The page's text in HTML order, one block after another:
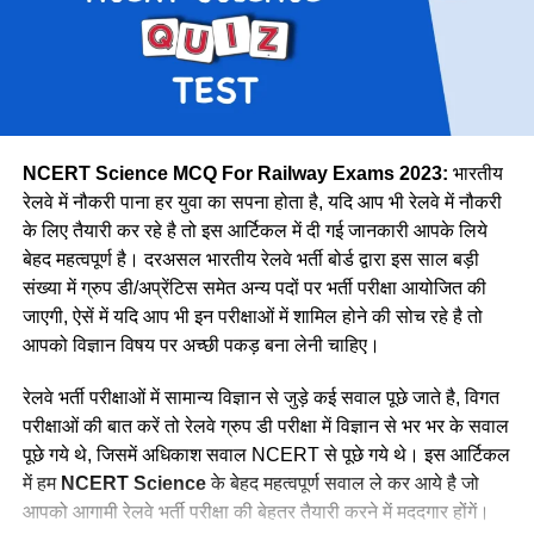
वे कहती है कि उनके इस काम को लेकर कई लोग ताने सुनाते है लेकिन वे
लोगों की बातों पर ध्यान नहीं देती है और अपना काम पूरे मन से करती है।
नीलम मानती है कि महिलाओ को हर क्षेत्र में आना चाहिए। क्योंकि महिला
पुरुष से बेहतर काम कर सकती है।
1069
18383
उत्तर
38967
उत्तर पश्चिमी
15207
दक्षिण मध्य
16947
दक्षिण पूर्व मध्य
8025
दक्षिण पूर्व
17661
दक्षिण
22357
दक्षिण पश्चिम
6581
पश्चिम मध्य
11636
पश्चिम
30667
NCERT Science MCQ For Railway Exams 2023: भारतीय
रेलवे में नौकरी पाना हर युवा का सपना होता है, यदि आप भी रेलवे में नौकरी
के लिए तैयारी कर रहे है तो इस आर्टिकल में दी गई जानकारी आपके लिये
बेहद महत्वपूर्ण है। दरअसल भारतीय रेलवे भर्ती बोर्ड द्वारा इस साल बड़ी
संख्या में ग्रुप डी/अप्रेंटिस समेत अन्य पदों पर भर्ती परीक्षा आयोजित की
जाएगी, ऐसें में यदि आप भी इन परीक्षाओं में शामिल होने की सोच रहे है तो
आपको विज्ञान विषय पर अच्छी पकड़ बना लेनी चाहिए।
रेलवे भर्ती परीक्षाओं में सामान्य विज्ञान से जुड़े कई सवाल पूछे जाते है, विगत
परीक्षाओं की बात करें तो रेलवे ग्रुप डी परीक्षा में विज्ञान से भर भर के सवाल
पूछे गये थे, जिसमें अधिकाश सवाल NCERT से पूछे गये थे। इस आर्टिकल
में हम NCERT Scienceके बेहद महत्वपूर्ण सवाल ले कर आये है जो
आपको आगामी रेलवे भर्ती परीक्षा की बेहतर तैयारी करने में मददगार होंगें।